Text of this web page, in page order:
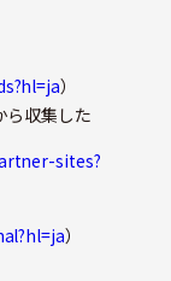
）
収集した
sites?
）